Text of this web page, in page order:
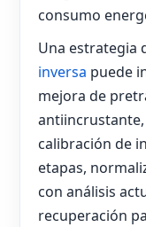
consumo
Una estrategia
inversa puede
mejora de
calibración de
etapas,
con análisis
recuperación